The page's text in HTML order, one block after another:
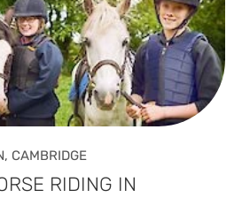
CAMBRIDGE
RIDING IN